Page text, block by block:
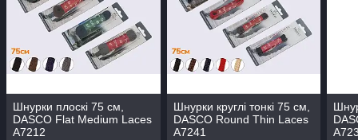
Шнурки плоскі 75 см,
DASCO Flat Medium Laces
А7212
Шнурки круглі тонкі 75 см,
DASCO Round Thin Laces
А7241